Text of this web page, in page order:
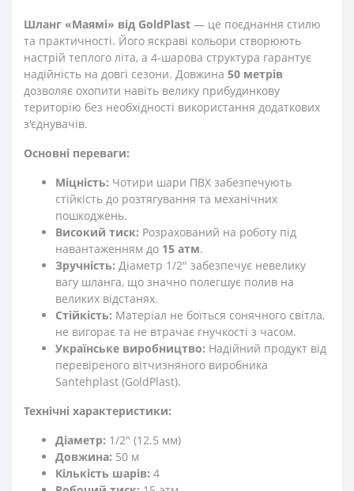
Шланг «Маямі» від GoldPlast — це поєднання стилю
та практичності. Його яскраві кольори створюють
настрій теплого літа, а 4-шарова структура гарантує
надійність на довгі сезони. Довжина 50 метрів
дозволяє охопити навіть велику прибудинкову
територію без необхідності використання додаткових
з'єднувачів.
Основні переваги:
Міцність: Чотири шари ПВХ забезпечують
стійкість до розтягування та механічних
пошкоджень.
Високий тиск: Розрахований на роботу під
навантаженням до 15 атм.
Зручність: Діаметр 1/2" забезпечує невелику
вагу шланга, що значно полегшує полив на
великих відстанях.
Стійкість: Матеріал не боїться сонячного світла,
не вигорає та не втрачає гнучкості з часом.
Українське виробництво: Надійний продукт від
перевіреного вітчизняного виробника
Santehplast (GoldPlast).
Технічні характеристики:
Діаметр: 1/2" (12.5 мм)
Довжина: 50 м
Кількість шарів: 4